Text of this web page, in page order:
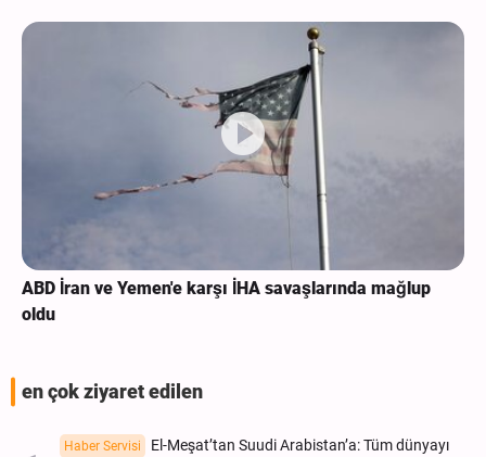
ABD İran ve Yemen'e karşı İHA savaşlarında mağlup
oldu
en çok ziyaret edilen
Haber Servisi
El-Meşat’tan Suudi Arabistan’a: Tüm dünyayı